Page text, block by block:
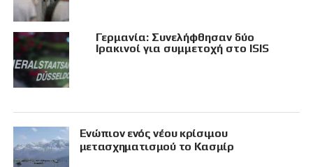
Γερμανία: Συνελήφθησαν δύο
Ιρακινοί για συμμετοχή στο ISIS
Eνώπιον ενός νέου κρίσιμου
μετασχηματισμού το Κασμίρ